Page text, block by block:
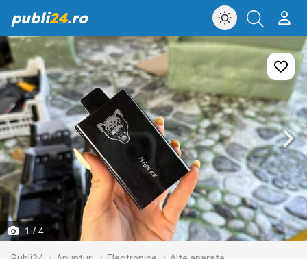
publi24.ro
1/ 4